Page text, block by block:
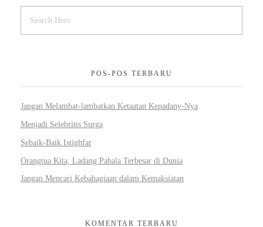
POS-POS TERBARU
Jangan Melambat-lambatkan Ketaatan Kepadany-Nya
Menjadi Selebritis Surga
Sebaik-Baik Istighfar
Orangtua Kita, Ladang Pahala Terbesar di Dunia
Jangan Mencari Kebahagiaan dalam Kemaksiatan
KOMENTAR TERBARU